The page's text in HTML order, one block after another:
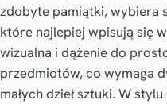
zdobyte pamiątki, wybiera
które najlepiej wpisują się
wizualna i dążenie do
przedmiotów, co wymaga
małych dzieł sztuki. W